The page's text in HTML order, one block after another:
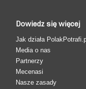
Dowiedz się więcej
Jak działa
Media o nas
Partnerzy
Mecenasi
Nasze zasady